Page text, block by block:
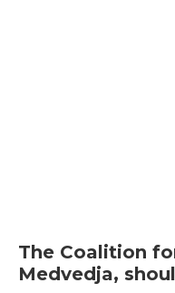
The Coalition
Medvedja,